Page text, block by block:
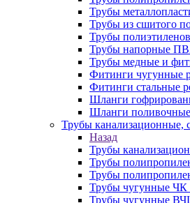
Трубы
Трубы из сшитого
Трубы
Трубы напорные
Трубы медные и
Фитинги чугунные
Фитинги стальные
Шланги
Шланги поливочные
Трубы канализационные,
Назад
Трубы
Трубы
Трубы
Трубы чугунные ЧК
Трубы чугунные